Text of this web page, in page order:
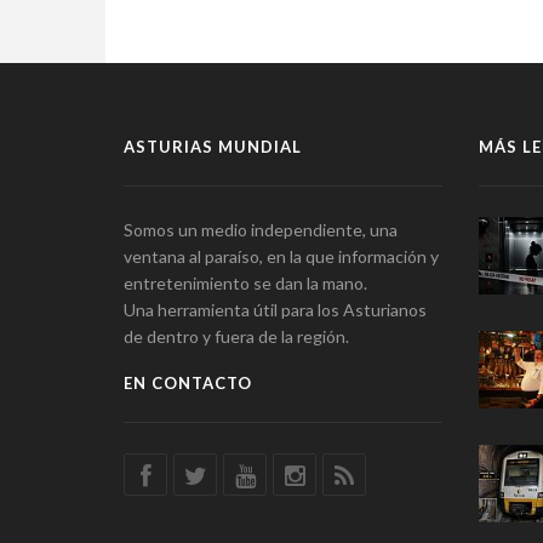
ASTURIAS MUNDIAL
Somos un medio independiente, una
ventana al paraíso, en la que información y
entretenimiento se dan la mano.
Una herramienta útil para los Asturianos
de dentro y fuera de la región.
EN CONTACTO
MÁS